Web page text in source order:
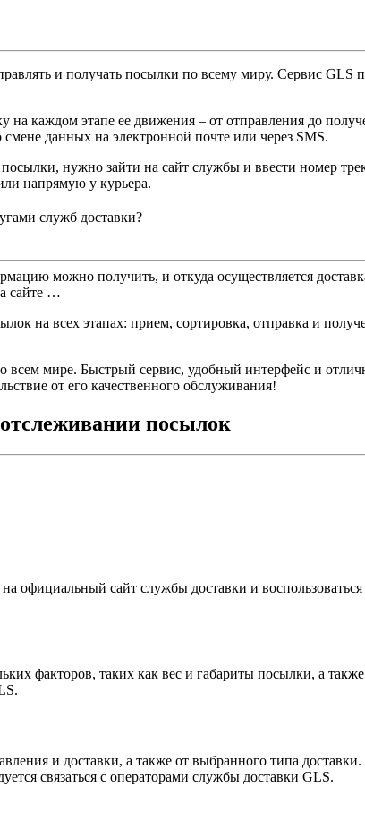
и получать посылки по всему миру. Сервис GLS
каждом этапе ее движения – от отправления до
данных на электронной почте или через SMS.
нужно зайти на сайт службы и ввести номер
напрямую у курьера.
служб доставки?
можно получить, и откуда осуществляется
сайте …
на всех этапах: прием, сортировка, отправка и
мире. Быстрый сервис, удобный интерфейс и
от его качественного обслуживания!
посылок
официальный сайт службы доставки и
факторов, таких как вес и габариты посылки, а
и доставки, а также от выбранного типа
связаться с операторами службы доставки GLS.